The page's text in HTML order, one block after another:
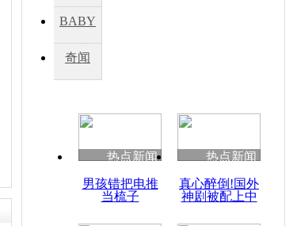
BABY
秀
奇闻
热点新闻
男孩错把电推
当梳子
热点新闻
真心醉倒!国外
神剧被配上中